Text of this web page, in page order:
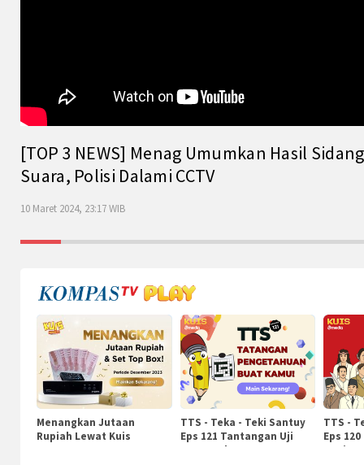
[TOP 3 NEWS] Menag Umumkan Hasil
Suara, Polisi Dalami CCTV
10 Maret 2024, 23:17 WIB
Menangkan Jutaan
Rupiah Lewat Kuis
TTS - Teka - Teki Santuy
Eps 121 Tantangan Uji
Pengetahuan
TTS -
Eps